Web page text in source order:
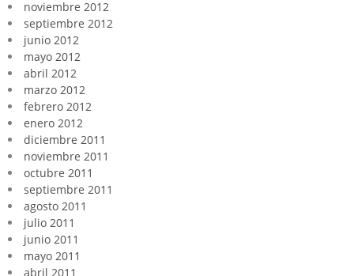
noviembre 2012
septiembre 2012
junio 2012
mayo 2012
abril 2012
marzo 2012
febrero 2012
enero 2012
diciembre 2011
noviembre 2011
octubre 2011
septiembre 2011
agosto 2011
julio 2011
junio 2011
mayo 2011
abril 2011